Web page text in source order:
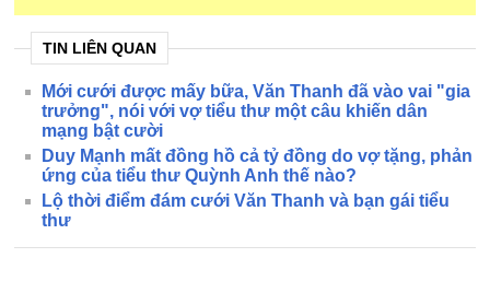
TIN LIÊN QUAN
Mới cưới được mấy bữa, Văn Thanh đã vào vai "gia
trưởng", nói với vợ tiểu thư một câu khiến dân
mạng bật cười
Duy Mạnh mất đồng hồ cả tỷ đồng do vợ tặng, phản
ứng của tiểu thư Quỳnh Anh thế nào?
Lộ thời điểm đám cưới Văn Thanh và bạn gái tiểu
thư